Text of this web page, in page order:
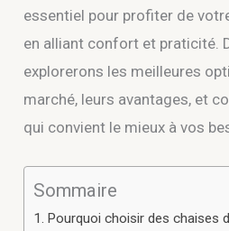
essentiel pour profiter de
en alliant confort et praticité.
explorerons les meilleures
marché, leurs avantages, et
qui convient le mieux à vos
Sommaire
Pourquoi choisir des chaises